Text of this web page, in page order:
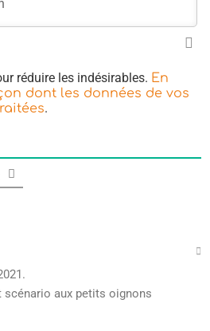
réduire les indésirables. En
dont les données de vos
.
aux petits oignons